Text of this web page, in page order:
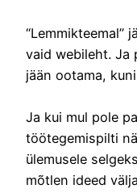
“Lemmikteemal”
vaid webileht. Ja
jään ootama,
Ja kui mul pole
töötegemispilti
ülemusele
mõtlen ideed